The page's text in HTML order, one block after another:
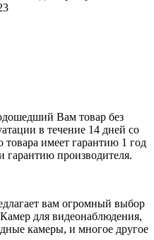
Вам товар без
в течение 14 дней со
имеет гарантию 1 год
гарантию производителя.
вам огромный выбор
для видеонаблюдения,
камеры, и многое другое